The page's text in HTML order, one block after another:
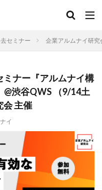
セミナー 企業アルムナイ研究
ナー『アルムナイ構
渋谷QWS （9/14土
会 主催
イ
ムナイ
マップ
コンプライアンス
ャリア
ブランディング
ベーション